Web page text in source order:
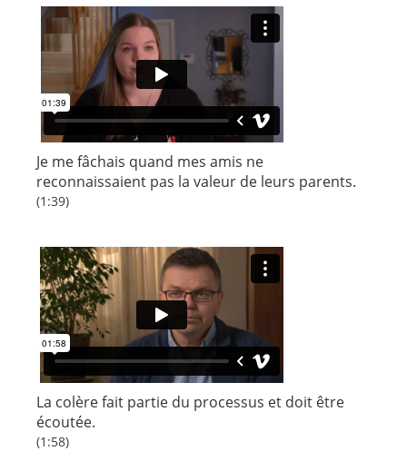
Je me fâchais quand mes amis ne
reconnaissaient pas la valeur de leurs parents.
(1:39)
La colère fait partie du processus et doit être
écoutée.
(1:58)